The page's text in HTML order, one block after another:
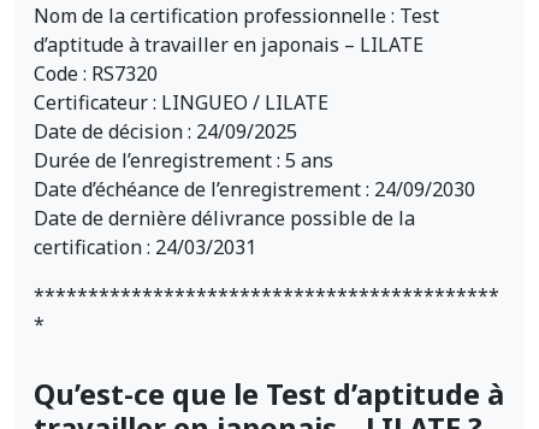
Nom de la certification professionnelle : Test
d’aptitude à travailler en japonais – LILATE
Code : RS7320
Certificateur : LINGUEO / LILATE
Date de décision : 24/09/2025
Durée de l’enregistrement : 5 ans
Date d’échéance de l’enregistrement : 24/09/2030
Date de dernière délivrance possible de la
certification : 24/03/2031
*******************************************
*
Qu’est-ce que le Test d’aptitude à